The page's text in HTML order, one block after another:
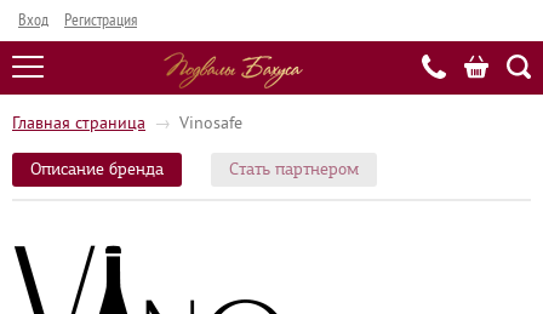
Вход Регистрация
Главная страница → Vinosafe
Описание бренда Стать партнером